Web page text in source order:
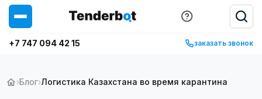
+7 747 094 42 15 заказать звонок
›Блог›Логистика Казахстана во время карантина